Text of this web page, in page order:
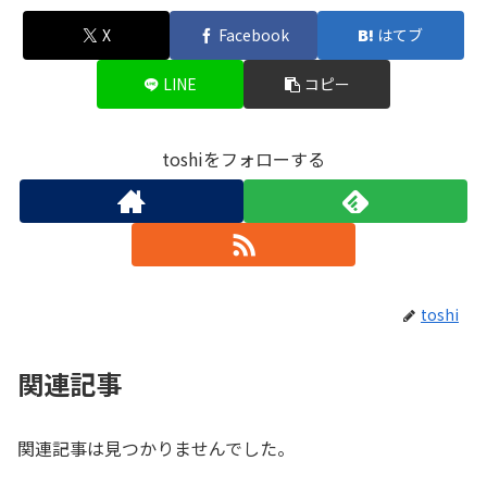
X Facebook はてブ
LINE コピー
toshiをフォローする
toshi
関連記事
関連記事は見つかりませんでした。